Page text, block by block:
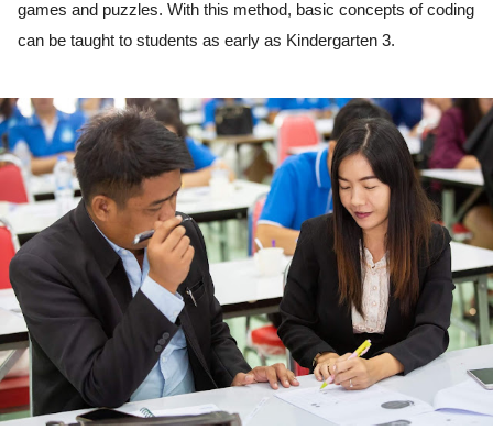
games and puzzles. With this method, basic concepts of coding
can be taught to students as early as Kindergarten 3.